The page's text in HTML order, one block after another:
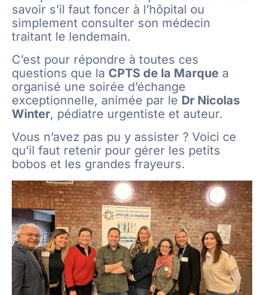
savoir s’il faut foncer à l’hôpital ou
simplement consulter son médecin
traitant le lendemain.
C’est pour répondre à toutes ces
questions que la CPTS de la Marque a
organisé une soirée d’échange
exceptionnelle, animée par le Dr Nicolas
Winter, pédiatre urgentiste et auteur.
Vous n’avez pas pu y assister ? Voici ce
qu’il faut retenir pour gérer les petits
bobos et les grandes frayeurs.